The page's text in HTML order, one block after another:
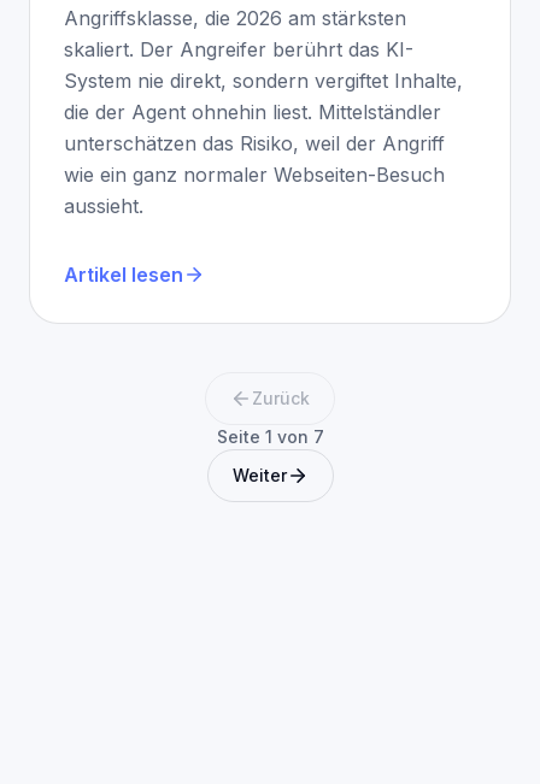
Angriffsklasse, die 2026 am stärksten
skaliert. Der Angreifer berührt das KI-
System nie direkt, sondern vergiftet Inhalte,
die der Agent ohnehin liest. Mittelständler
unterschätzen das Risiko, weil der Angriff
wie ein ganz normaler Webseiten-Besuch
aussieht.
Artikel lesen
Zurück
Seite 1 von 7
Weiter